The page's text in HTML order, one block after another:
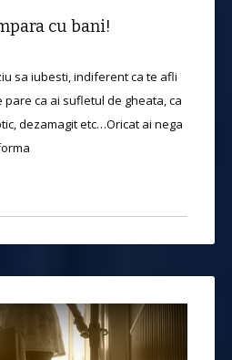
cu bani!
sa iubesti, indiferent ca te afli
ca ai sufletul de gheata, ca
dezamagit etc…Oricat ai nega